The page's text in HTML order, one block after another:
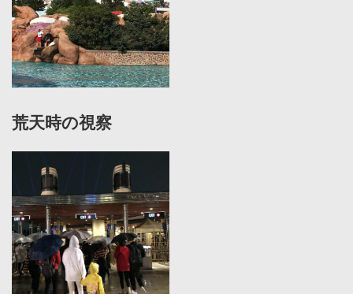
荒天時の視察